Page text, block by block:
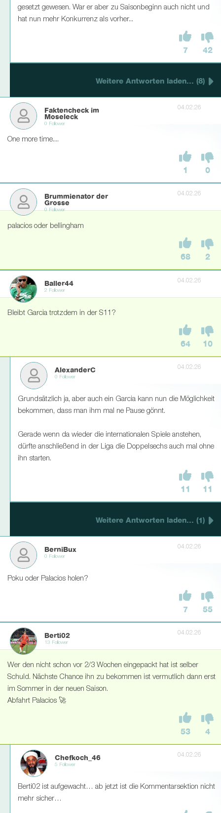
gesetzt gewesen. War er aber zu Saisonbeginn auch nicht und
hat nun mehr Konkurrenz als vorher...
7 42
Weitere Antworten laden... (8)
Faktencheck im
Moseleck
0 Follower
04.02.26
One more time....
1 0
Brummienator der
Grosse
0 Follower
04.02.26
palacios oder bellingham
68 2
Baller44
2 Follower
04.02.26
Bleibt Garcia trotzdem in der S11?
64 10
AlexanderC
0 Follower
04.02.26
Grundsätzlich ja, aber auch ein Garcia kann nun die Möglichkeit
bekommen, dass man ihm mal ne Pause gönnt.
Gerade wenn da wieder die internationalen Spiele anstehen,
dürfte anschließend in der Liga die Doppelsechs auch mal ohne
ihn starten.
11 11
Weitere Antworten laden... (1)
BerniBux
0 Follower
04.02.26
Poku oder Palacios holen?
7 55
Berti02
13 Follower
04.02.26
Wer den nicht schon vor 2/3 Wochen eingepackt hat ist selber
Schuld. Nächste Chance ihn zu bekommen ist vermutlich dann erst
im Sommer in der neuen Saison.
Abfahrt Palacios 🚀
53 4
Chefkoch_46
5 Follower
04.02.26
Berti02 ist aufgewacht… ab jetzt ist die Kommentarsektion nicht
mehr sicher…